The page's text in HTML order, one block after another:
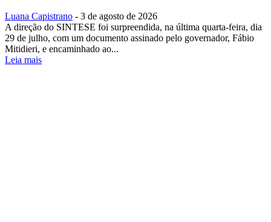
Luana Capistrano - 3 de agosto de 2026
A direção do SINTESE foi surpreendida, na última quarta-feira, dia
29 de julho, com um documento assinado pelo governador, Fábio
Mitidieri, e encaminhado ao...
Leia mais